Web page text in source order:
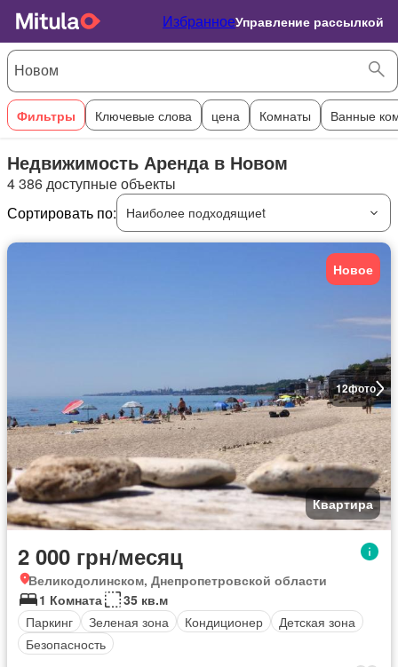
ИзбранноеУправление рассылкой
Фильтры Ключевые слова цена Комнаты Ванные
Недвижимость Аренда в Новом
4 386 доступные объекты
Сортировать по:
Наиболее подходящиеt
12фото
Новое
Квартира
2 000 грн/месяц
Великодолинском, Днепропетровской области
1 Комната
35 кв.м
Паркинг
Зеленая зона Кондиционер
Детская зона
Безопасность